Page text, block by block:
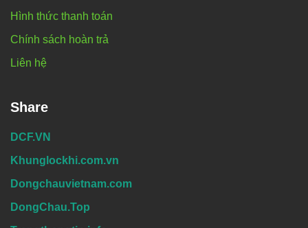
Hình thức thanh toán
Chính sách hoàn trả
Liên hệ
Share
DCF.VN
Khunglockhi.com.vn
Dongchauvietnam.com
DongChau.Top